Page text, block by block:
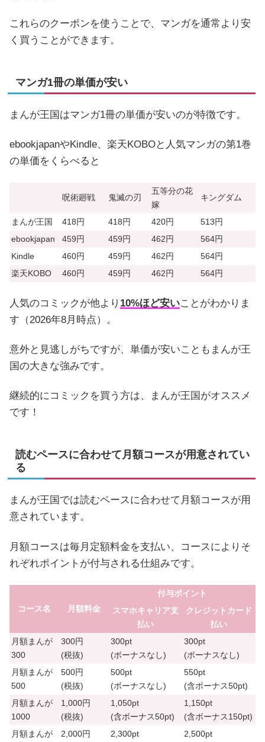
これらのクーポンを使うことで、マンガを通常より安
く買うことができます。
マンガ1冊の単価が安い
まんが王国はマンガ1冊の単価が安いのが特徴です。
ebookjapanやKindle、楽天KOBOと人気マンガの第1巻
の単価をくらべると
呪術廻戦 鬼滅の刃
五等分の花
嫁
キングダム
まんが王国 418円 418円 420円
513円
ebookjapan
459円 459円 462円
564円
Kindle
460円 459円 462円
564円
楽天KOBO
460円 459円 462円 564円
人気のコミックが他より 10%ほど安いことがわかりま
す（2026年8月時点）。
意外と見逃しがちですが、単価が安いこともまんが王
国の大きな強みです。
継続的にコミックを買う方は、まんが王国がオススメ
です！
読むペースに合わせて月額コースが用意されてい
る
まんが王国では読むペースに合わせて月額コースが用
意されています。
月額コースは毎月定額料金を支払い、コースによりそ
れぞれポイントが付与される仕組みです。
コース名 月額料金
付与ポイント
スマホキャリア支
払い
クレジットカード
払い
月額まんが
300
300円
(税抜)
300pt
(ボーナスなし)
300pt
(ボーナスなし)
月額まんが
500
500円
(税抜)
500pt
(ボーナスなし)
550pt
(含ボーナス50pt)
月額まんが
1000
1,000円
(税抜)
1,050pt
(含ボーナス50pt)
1,150pt
(含ボーナス 150pt)
月額まんが
2,000円 2,300pt 2,500pt